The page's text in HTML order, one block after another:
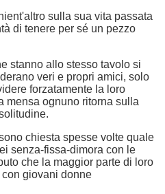
sulla sua vita passata
di tenere per sé un pezzo
stanno allo stesso tavolo si
veri e propri amici, solo
forzatamente la loro
mensa ognuno ritorna sulla
chiesta spesse volte quale
senza-fissa-dimora con le
che la maggior parte di loro
giovani donne